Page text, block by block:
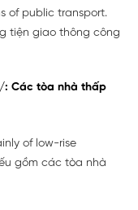
of public transport.
tiện giao thông công
: Các tòa nhà thấp
of low-rise
gồm các tòa nhà